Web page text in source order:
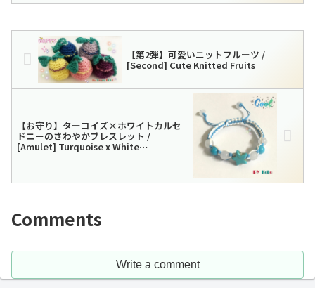
【第2弾】可愛いニットフルーツ /
[Second] Cute Knitted Fruits
【お守り】ターコイズ×ホワイトカルセ
ドニーのさわやかブレスレット /
[Amulet] Turquoise x White
Comments
Write a comment